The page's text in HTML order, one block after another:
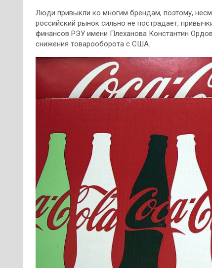
Люди привыкли ко многим брендам, поэтому,
российский рынок сильно не пострадает,
финансов РЭУ имени Плеханова Константин
снижения товарооборота с США.